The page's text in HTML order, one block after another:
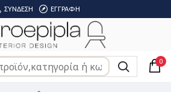
ΣΎΝΔΕΣΗ ΕΓΓΡΑΦΉ
0